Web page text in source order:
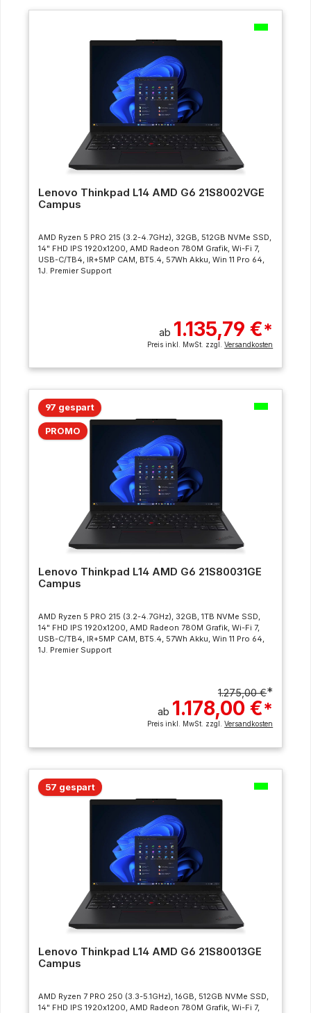
Lenovo Thinkpad L14 AMD G6 21S8002VGE
Campus
AMD Ryzen 5 PRO 215 (3.2-4.7GHz), 32GB, 512GB NVMe SSD,
14" FHD IPS 1920x1200, AMD Radeon 780M Grafik, Wi-Fi 7,
USB-C/TB4, IR+5MP CAM, BT5.4, 57Wh Akku, Win 11 Pro 64,
1J. Premier Support
ab 1.135,79 €*
Preis inkl. MwSt. zzgl.Versandkosten
97 gespart
PROMO
Lenovo Thinkpad L14 AMD G6 21S80031GE
Campus
AMD Ryzen 5 PRO 215 (3.2-4.7GHz), 32GB, 1TB NVMe SSD,
14" FHD IPS 1920x1200, AMD Radeon 780M Grafik, Wi-Fi 7,
USB-C/TB4, IR+5MP CAM, BT5.4, 57Wh Akku, Win 11 Pro 64,
1J. Premier Support
1.275,00 €*
ab 1.178,00 €*
Preis inkl. MwSt. zzgl.Versandkosten
57 gespart
Lenovo Thinkpad L14 AMD G6 21S80013GE
Campus
AMD Ryzen 7 PRO 250 (3.3-5.1GHz), 16GB, 512GB NVMe SSD,
14" FHD IPS 1920x1200, AMD Radeon 780M Grafik, Wi-Fi 7,